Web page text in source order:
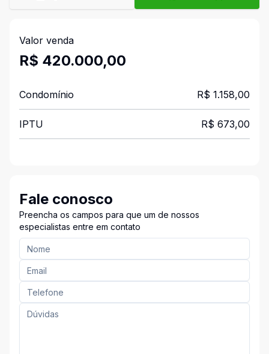
Valor venda
R$ 420.000,00
Condomínio R$ 1.158,00
IPTU R$ 673,00
Fale conosco
Preencha os campos para que um de nossos
especialistas entre em contato